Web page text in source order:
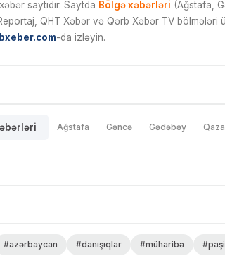
saytıdır. Saytda Bölgə xəbərləri (Ağstafa,
QHT Xəbər və Qərb Xəbər TV bölmələri
-da izləyin.
Ağstafa Gəncə Gədəbəy
#azərbaycan #danışıqlar #müharibə